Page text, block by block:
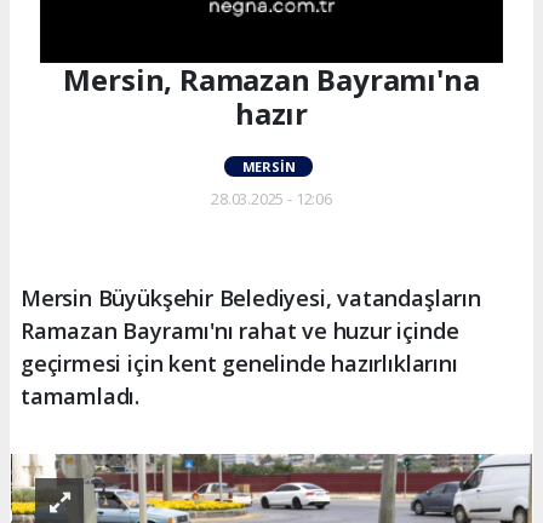
Mersin, Ramazan Bayramı'na
hazır
MERSIN
28.03.2025 - 12:06
Mersin Büyükşehir Belediyesi, vatandaşların
Ramazan Bayramı'nı rahat ve huzur içinde
geçirmesi için kent genelinde hazırlıklarını
tamamladı.